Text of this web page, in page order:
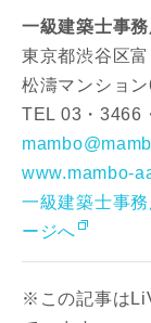
一級建築士事
東京都渋谷区
松濤マンショ
TEL 03・3466
www.mambo-
一級建築士事
ージへ
※この記事は